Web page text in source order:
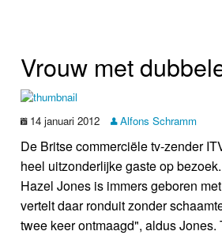
Vrouw met
14 januari 2012 Alfons Schramm
De Britse commerciële tv-zender
heel uitzonderlijke gaste op
Hazel Jones is immers geboren
vertelt daar ronduit zonder
twee keer ontmaagd", aldus Jones.